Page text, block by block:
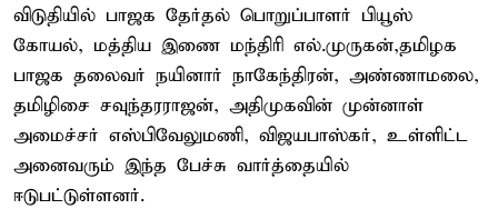
விடுதியில் பாஜக தேர்தல் பொறுப்பாளர் பியூஸ்
கோயல், மத்திய இணை மந்திரி எல்.முருகன்,தமிழக
பாஜக தலைவர் நயினார் நாகேந்திரன், அண்ணாமலை,
தமிழிசை சவுந்தரராஜன், அதிமுகவின் முன்னாள்
அமைச்சர் எஸ்பிவேலுமணி, விஜயபாஸ்கர், உள்ளிட்ட
அனைவரும் இந்த பேச்சு வார்த்தையில்
ஈடுபட்டுள்ளனர்.